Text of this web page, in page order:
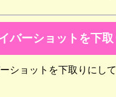
バーショットを下取
ショットを下取りにし